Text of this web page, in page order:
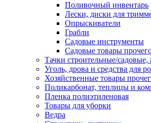
Поливочный инвентарь
Лески, диски для
Опрыскиватели
Грабли
Садовые инструменты
Садовые товары
Тачки строительные/садовые,
Уголь, дрова и средства для
Хозяйственные товары
Поликарбонат, теплицы и
Пленка полиэтиленовая
Товары для уборки
Ведра